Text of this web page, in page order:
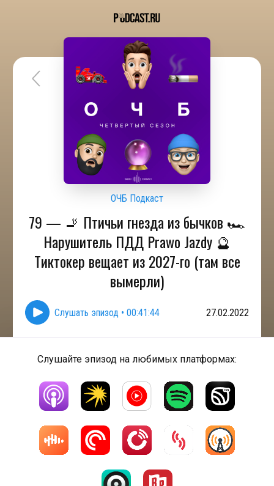
ОЧБ Подкаст
79 — 🚬 Птичьи гнезда из бычков 🏎
Нарушитель ПДД Prawo Jazdy 🔮
Тиктокер вещает из 2027-го (там все
вымерли)
Слушать эпизод • 00:41:44 27.02.2022
Слушайте эпизод на любимых платформах: